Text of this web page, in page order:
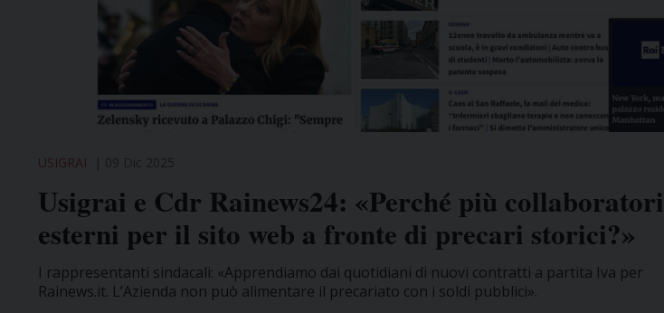
USIGRAI
Usigrai e Cdr Rainews24: «Perché più collaboratori
esterni per il sito web a fronte di precari storici?»
I rappresentanti sindacali: «Apprendiamo dai quotidiani di nuovi contratti a partita Iva per
Rainews.it. L’Azienda non può alimentare il precariato con i soldi pubblici».